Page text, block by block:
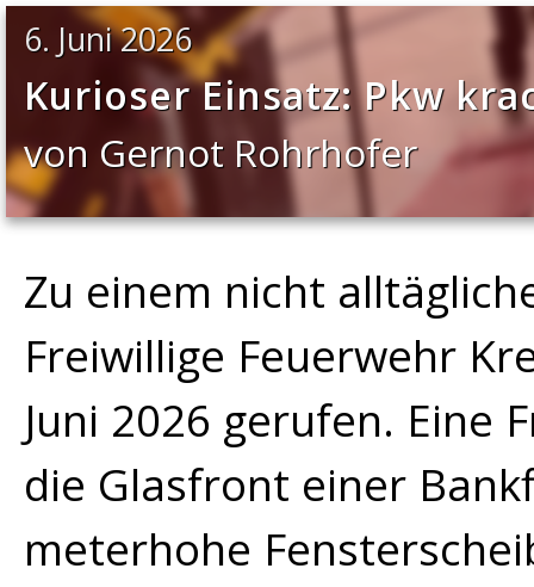
6. Juni 2026
Kurioser Einsatz: Pkw
von Gernot Rohrhofer
Zu einem nicht
Freiwillige Feuerwehr
Juni 2026 gerufen. Eine
die Glasfront einer
meterhohe